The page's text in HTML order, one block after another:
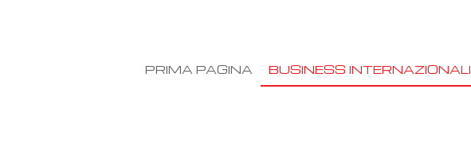
PRIMA PAGINA BUSINESS INTERNAZIONALI